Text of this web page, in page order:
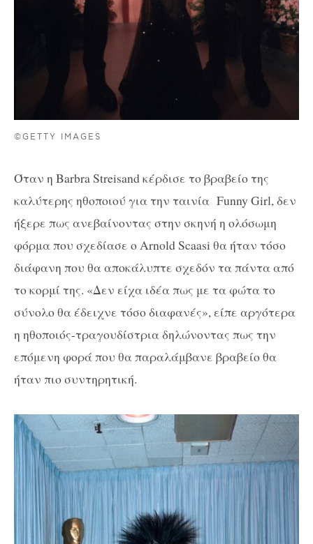
©GETTY IMAGES
Όταν η Barbra Streisand κέρδισε το βραβείο της
καλύτερης ηθοποιού για την ταινία Funny Girl, δεν
ήξερε πως ανεβαίνοντας στην σκηνή η ολόσωμη
φόρμα που σχεδίασε ο Arnold Scaasi θα ήταν τόσο
διάφανη που θα αποκάλυπτε σχεδόν τα πάντα από
το κορμί της. «Δεν είχα ιδέα πως με τα φώτα το
σύνολο θα έδειχνε τόσο διαφανές», είπε αργότερα
η ηθοποιός-τραγουδίστρια δηλώνοντας πως την
επόμενη φορά που θα παραλάμβανε βραβείο θα
ήταν πιο συντηρητική.